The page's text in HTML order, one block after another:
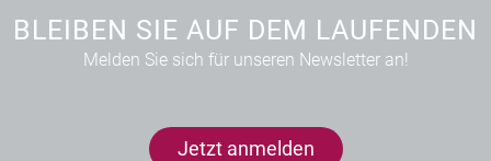
BLEIBEN SIE AUF DEM LAUFENDEN
Melden Sie sich für unseren Newsletter an!
Jetzt anmelden